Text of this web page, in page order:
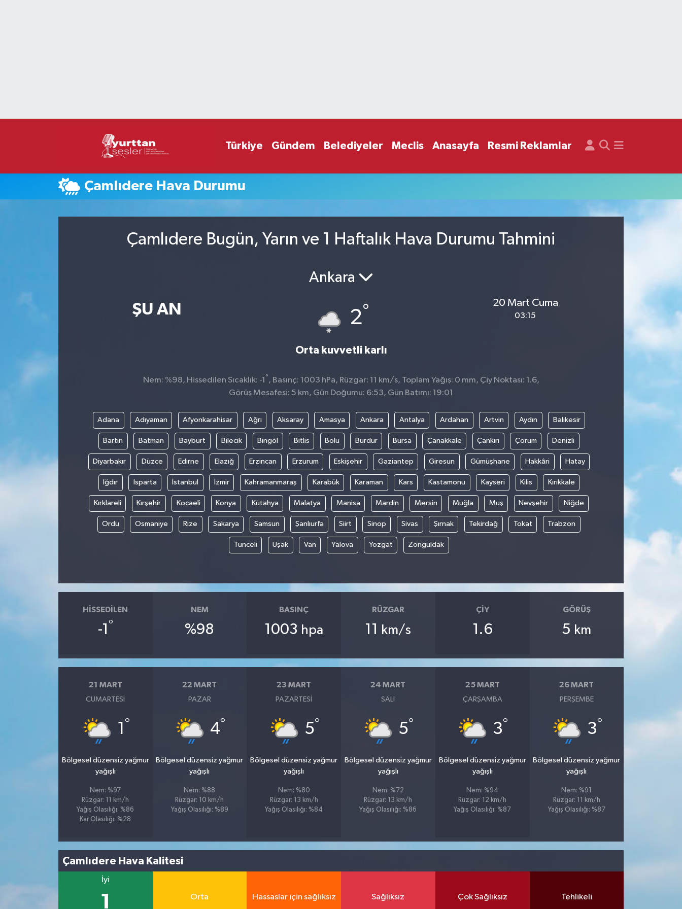
Türkiye Gündem Belediyeler Meclis Anasayfa Resmi Reklamlar
Çamlıdere Hava Durumu
Çamlıdere Bugün, Yarın ve 1 Haftalık Hava Durumu Tahmini
ŞU AN
Ankara
2°
Orta kuvvetli karlı
20 Mart Cuma
03:15
Nem: %98, Hissedilen Sıcaklık: -1 ° , Basınç: 1003 hPa, Rüzgar: 11 km/s, Toplam Yağış: 0 mm, Çiy Noktası: 1.6,
Görüş Mesafesi: 5 km, Gün Doğumu: 6:53, Gün Batımı: 19:01
Adana Adıyaman Afyonkarahisar Ağrı Aksaray Amasya Ankara Antalya Ardahan Artvin Aydın Balıkesir
Bartın Batman Bayburt Bilecik Bingöl Bitlis Bolu Burdur Bursa Çanakkale Çankırı Çorum Denizli
Diyarbakır Düzce Edirne Elazığ Erzincan Erzurum Eskişehir Gaziantep Giresun Gümüşhane Hakkâri Hatay
Iğdır Isparta İstanbul İzmir Kahramanmaraş Karabük Karaman Kars Kastamonu Kayseri Kilis Kırıkkale
Kırklareli Kırşehir Kocaeli Konya Kütahya Malatya Manisa Mardin Mersin Muğla Muş Nevşehir Niğde
Ordu Osmaniye Rize Sakarya Samsun Şanlıurfa Siirt Sinop Sivas Şırnak Tekirdağ Tokat Trabzon
Tunceli Uşak Van Yalova Yozgat Zonguldak
HISSEDILEN
-1°
NEM
%98
BASINÇ
1003 hpa
RÜZGAR
11 km/s
ÇIY
1.6
GÖRÜŞ
5 km
21 MART
CUMARTESI
1 °
Bölgesel düzensiz yağmur
yağışlı
Nem: %97
Rüzgar: 11 km/h
Yağış Olasılığı: %86
Kar Olasılığı: %28
22 MART
PAZAR
4°
Bölgesel düzensiz yağmur
yağışlı
Nem: %88
Rüzgar: 10 km/h
Yağış Olasılığı: %89
23 MART
PAZARTESI
5°
Bölgesel düzensiz yağmur
yağışlı
Nem: %80
Rüzgar: 13 km/h
Yağış Olasılığı: %84
24 MART
SALI
5°
Bölgesel düzensiz yağmur
yağışlı
Nem: %72
Rüzgar: 13 km/h
Yağış Olasılığı: %86
25 MART
ÇARŞAMBA
3°
Bölgesel düzensiz yağmur
yağışlı
Nem: %94
Rüzgar: 12 km/h
Yağış Olasılığı: %87
26 MART
PERŞEMBE
3°
Bölgesel düzensiz yağmur
yağışlı
Nem: %91
Rüzgar: 11 km/h
Yağış Olasılığı: %87
Çamlıdere Hava Kalitesi
İyi
1 Orta Hassaslar için sağlıksız Sağlıksız Çok Sağlıksız Tehlikeli
Süper Lig Puan Durumu ve Fikstür
Son Dakika Haberleri
Haber Arşivi